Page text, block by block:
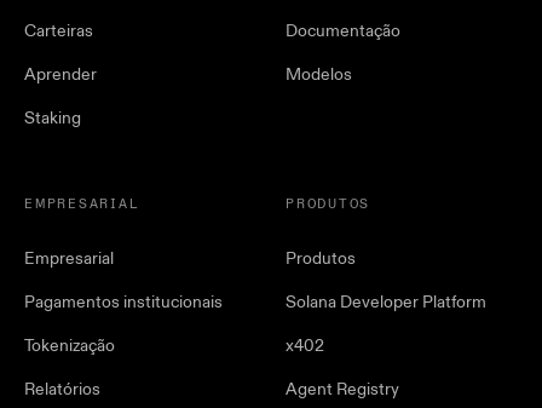
Carteiras
Aprender
Staking
Documentação
Modelos
EMPRESARIAL
Empresarial
Pagamentos institucionais
Tokenização
Relatórios
PRODUTOS
Produtos
Solana Developer Platform
x402
Agent Registry